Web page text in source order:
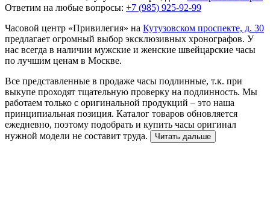
Ответим на любые вопросы: +7 (985) 925-92-99
Часовой центр «Привилегия» на Кутузовском проспекте, д. 30
предлагает огромный выбор эксклюзивных хронографов. У
нас всегда в наличии мужские и женские швейцарские часы
по лучшим ценам в Москве.
Все представленные в продаже часы подлинные, т.к. при
выкупе проходят тщательную проверку на подлинность. Мы
работаем только с оригинальной продукций – это наша
принципиальная позиция. Каталог товаров обновляется
ежедневно, поэтому подобрать и купить часы оригинал
нужной модели не составит труда.
Читать дальше